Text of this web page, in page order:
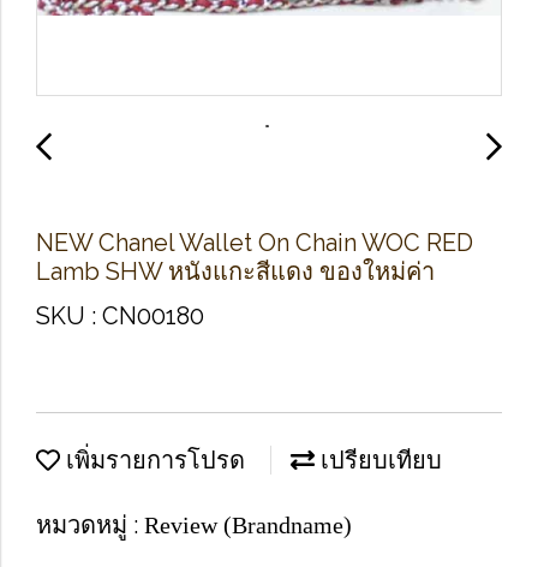
NEW Chanel Wallet On Chain WOC RED
Lamb SHW หนังแกะสีแดง ของใหม่ค่า
SKU : CN00180
เพิ่มรายการโปรด เปรียบเทียบ
หมวดหมู่ : Review (Brandname)